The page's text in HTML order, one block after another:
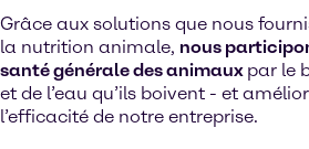
Grâce aux solutions que nous
la nutrition animale, nous
santé générale des animaux par le
et de l’eau qu’ils boivent - et
l’efficacité de notre entreprise.